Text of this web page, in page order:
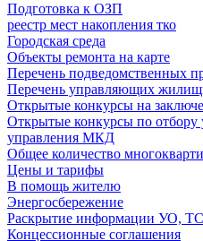
Подготовка к ОЗП
реестр мест накопления тко
Городская среда
Объекты ремонта на карте
Перечень подведомственных
Перечень управляющих
Открытые конкурсы на
Открытые конкурсы по
управления МКД
Общее количество
Цены и тарифы
В помощь жителю
Энергосбережение
Раскрытие информации УО,
Концессионные соглашения